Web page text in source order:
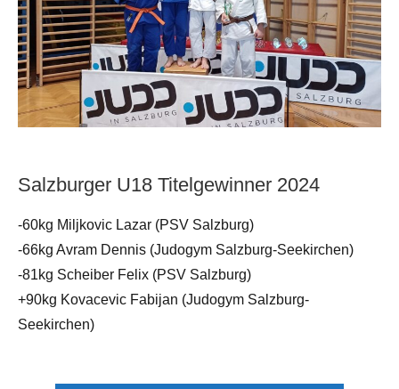
Salzburger U18 Titelgewinner 2024
-60kg Miljkovic Lazar (PSV Salzburg)
-66kg Avram Dennis (Judogym Salzburg-Seekirchen)
-81kg Scheiber Felix (PSV Salzburg)
+90kg Kovacevic Fabijan (Judogym Salzburg-
Seekirchen)